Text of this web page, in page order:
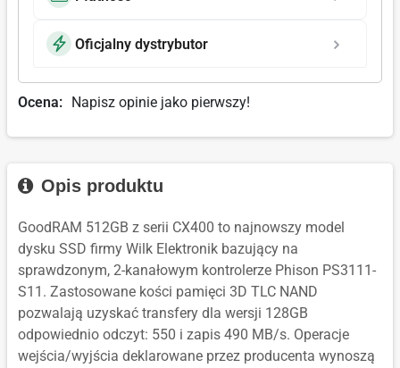
Oficjalny dystrybutor
Ocena: Napisz opinie jako pierwszy!
Opis produktu
GoodRAM 512GB z serii CX400 to najnowszy model
dysku SSD firmy Wilk Elektronik bazujący na
sprawdzonym, 2-kanałowym kontrolerze Phison PS3111-
S11. Zastosowane kości pamięci 3D TLC NAND
pozwalają uzyskać transfery dla wersji 128GB
odpowiednio odczyt: 550 i zapis 490 MB/s. Operacje
wejścia/wyjścia deklarowane przez producenta wynoszą